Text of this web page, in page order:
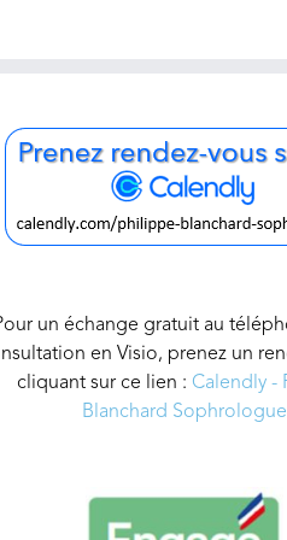
un échange gratuit au
en Visio, prenez un
cliquant sur ce lien : Calendly -
Blanchard Sophrologue